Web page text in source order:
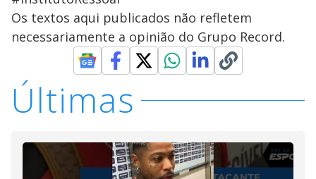
Os textos aqui publicados não refletem
necessariamente a opinião do Grupo Record.
Últimas